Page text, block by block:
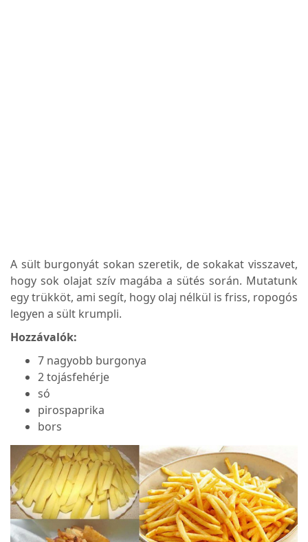
A sült burgonyát sokan szeretik, de sokakat visszavet,
hogy sok olajat szív magába a sütés során. Mutatunk
egy trükköt, ami segít, hogy olaj nélkül is friss, ropogós
legyen a sült krumpli.
Hozzávalók:
7 nagyobb burgonya
2 tojásfehérje
só
pirospaprika
bors